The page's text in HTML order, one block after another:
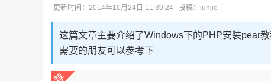
更新时间：2014年10月24日 11:39:24 投稿：junjie
这篇文章主要介绍了Windows下的PHP安装pear
需要的朋友可以参考下